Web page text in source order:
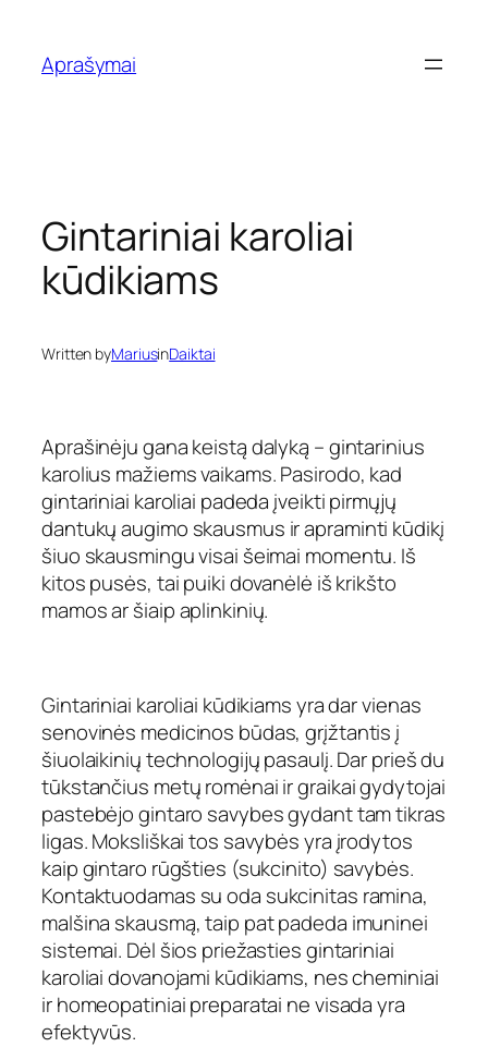
turinio
Aprašymai
Gintariniai karoliai
kūdikiams
Written byMariusinDaiktai
Aprašinėju gana keistą dalyką – gintarinius
karolius mažiems vaikams. Pasirodo, kad
gintariniai karoliai padeda įveikti pirmųjų
dantukų augimo skausmus ir apraminti kūdikį
šiuo skausmingu visai šeimai momentu. Iš
kitos pusės, tai puiki dovanėlė iš krikšto
mamos ar šiaip aplinkinių.
Gintariniai karoliai kūdikiams yra dar vienas
senovinės medicinos būdas, grįžtantis į
šiuolaikinių technologijų pasaulį. Dar prieš du
tūkstančius metų romėnai ir graikai gydytojai
pastebėjo gintaro savybes gydant tam tikras
ligas. Moksliškai tos savybės yra įrodytos
kaip gintaro rūgšties (sukcinito) savybės.
Kontaktuodamas su oda sukcinitas ramina,
malšina skausmą, taip pat padeda imuninei
sistemai. Dėl šios priežasties gintariniai
karoliai dovanojami kūdikiams, nes cheminiai
ir homeopatiniai preparatai ne visada yra
efektyvūs.